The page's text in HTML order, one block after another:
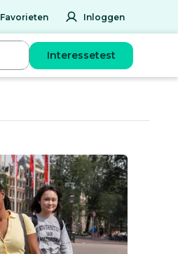
Favorieten Inloggen
Interessetest